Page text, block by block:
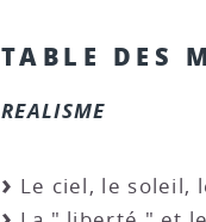
TABLE DES
REALISME
Le ciel, le soleil,